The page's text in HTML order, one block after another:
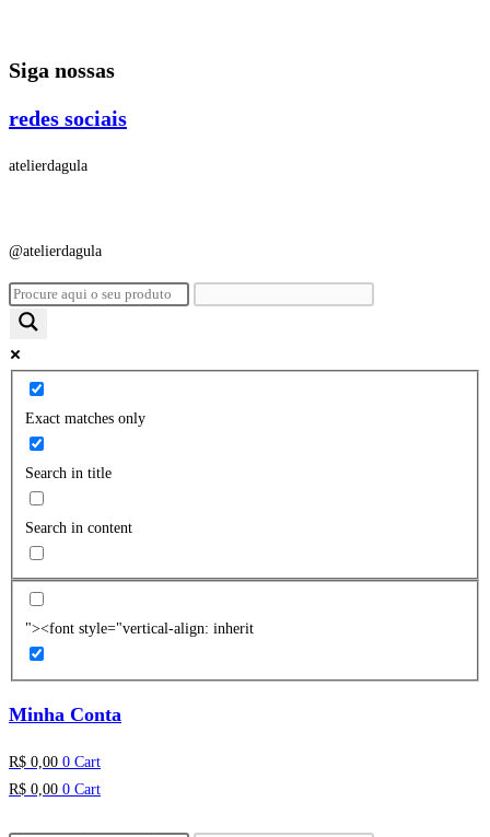
o
Siga nossas
redes sociais
atelierdagula
@atelierdagula
Exact matches only
Search in title
Search in content
"><font style="vertical-align: inherit
Minha Conta
R$ 0,00 0 Cart
R$ 0,00 0 Cart